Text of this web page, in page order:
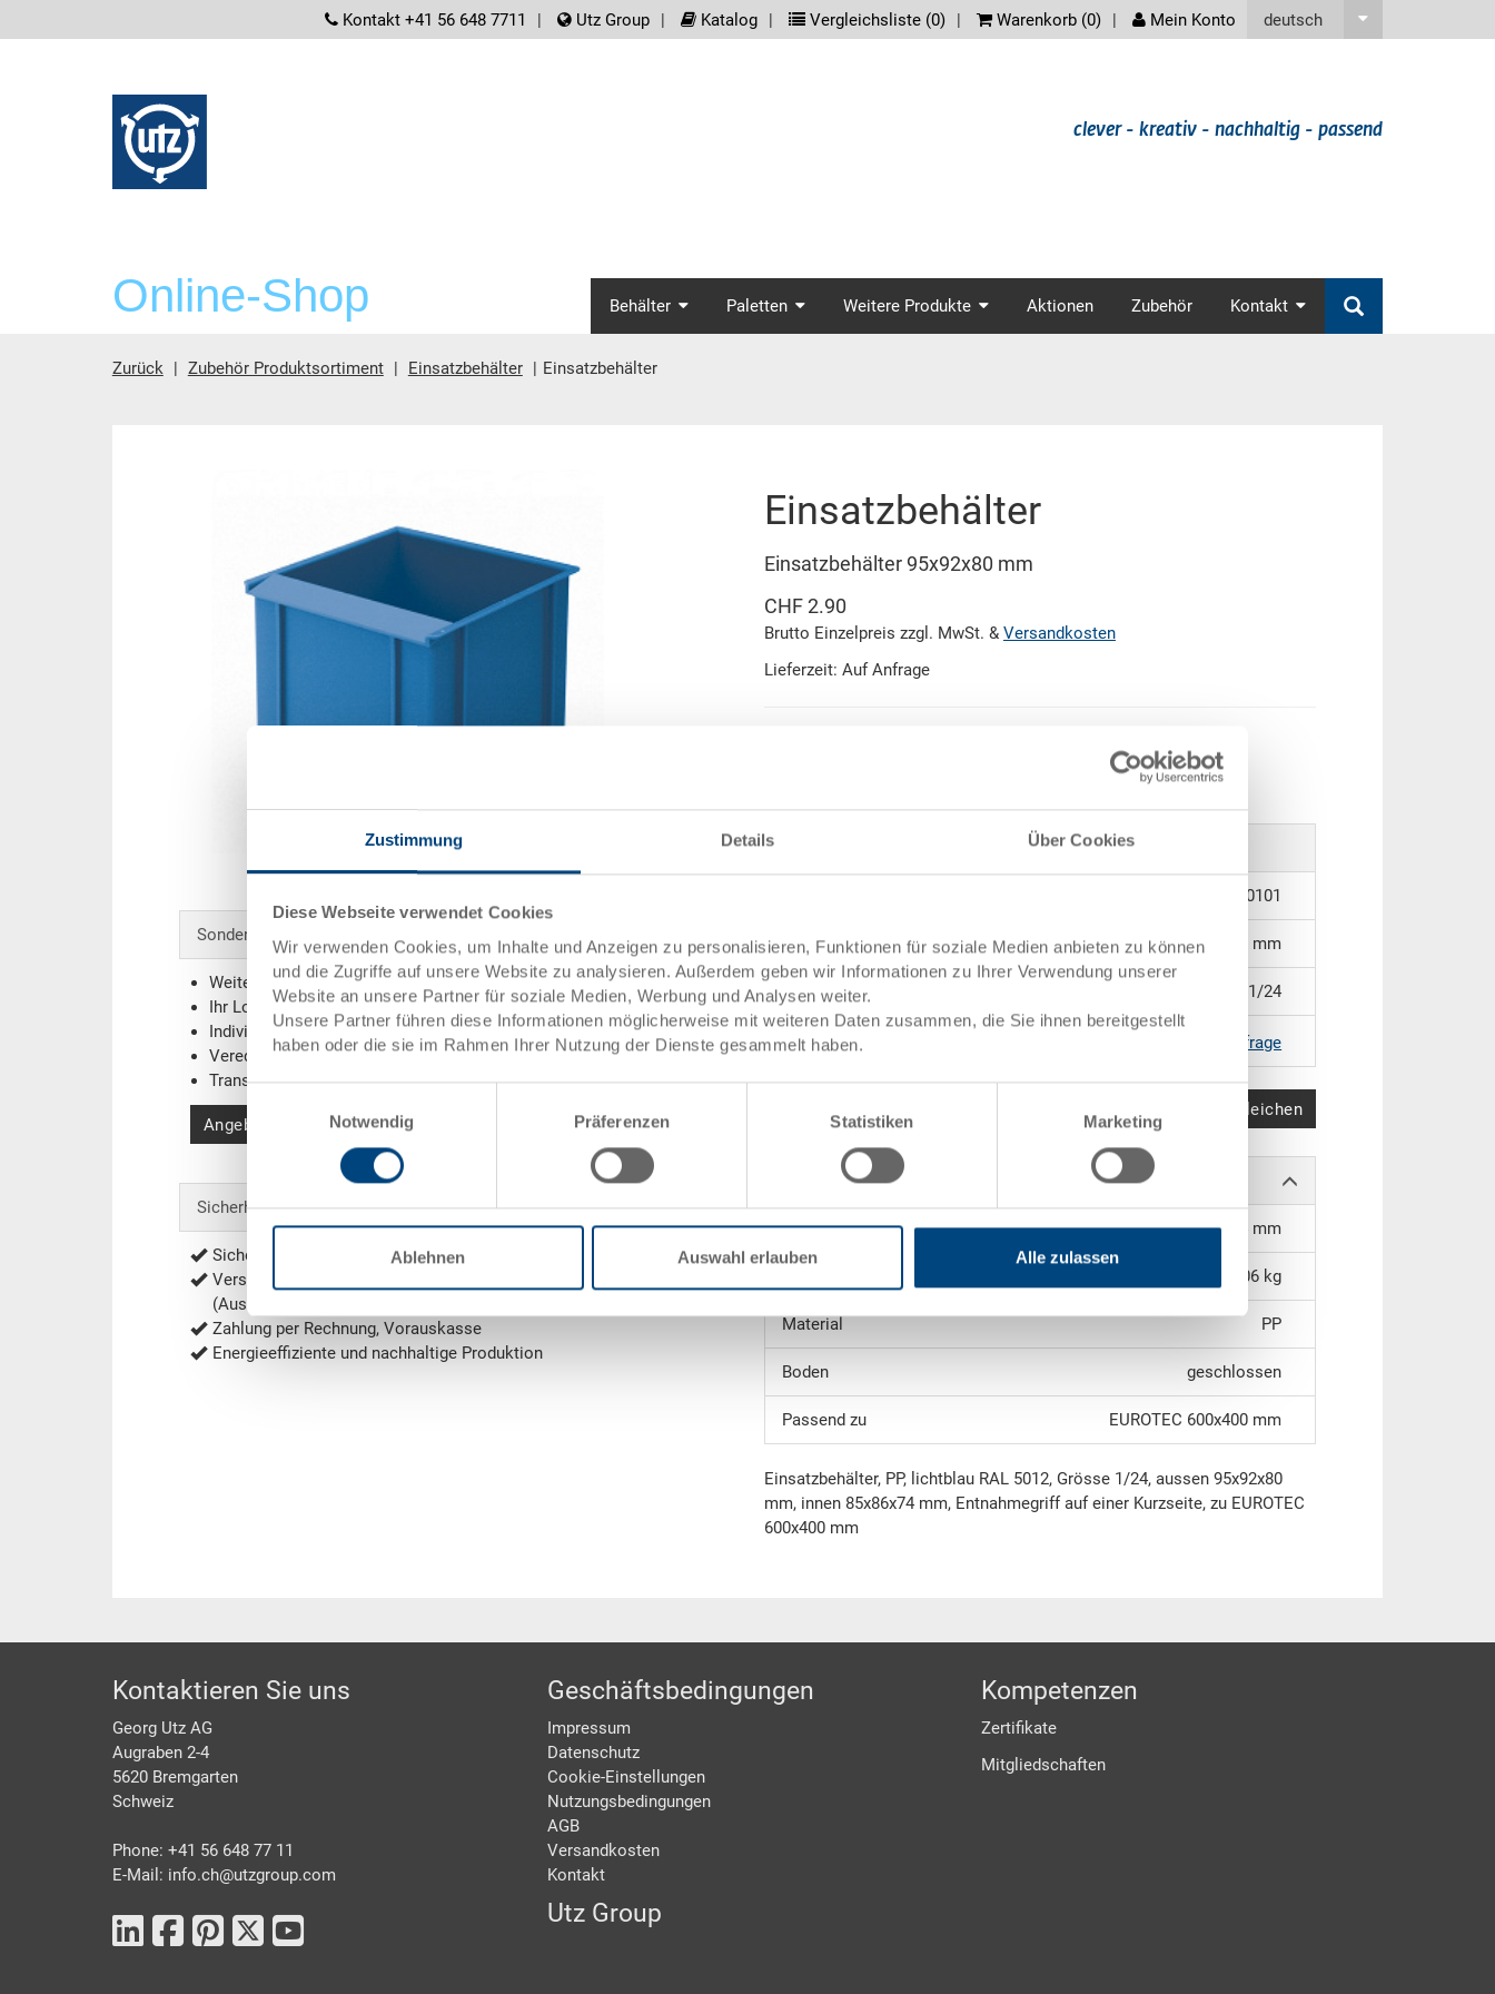
Zustimmung Details Über Cookies
Diese Webseite verwendet Cookies
Wir verwenden Cookies, um Inhalte und Anzeigen zu personalisieren, Funktionen für soziale Medien anbieten zu können
und die Zugriffe auf unsere Website zu analysieren. Außerdem geben wir Informationen zu Ihrer Verwendung unserer
Website an unsere Partner für soziale Medien, Werbung und Analysen weiter.
Unsere Partner führen diese Informationen möglicherweise mit weiteren Daten zusammen, die Sie ihnen bereitgestellt
haben oder die sie im Rahmen Ihrer Nutzung der Dienste gesammelt haben.
Notwendig
Präferenzen Statistiken Marketing
Ablehnen Auswahl erlauben Alle zulassen
deutsch
screenreader.meta_nav
Kontakt +41 56 648 7711 Utz Group Katalog Vergleichsliste (0) Warenkorb (0) Mein Konto
clever - kreativ - nachhaltig - passend
Online-Shop screenreader.main_nav
Behälter Paletten Weitere Produkte Aktionen Zubehör Kontakt
Zurück Zubehör Produktsortiment Einsatzbehälter Einsatzbehälter
Abbildung ähnlich
Sonderanfertigungen - Unser Spezialgebiet
Weitere Farben
Ihr Logo / Labeling(Beispiele)
Individuelle Systemlösungen
Veredelungen
Transponder (RFID) / Barcodes(Beispiele)
Angebot anfordern
Sicherheit & Bestellung
Sichere Bestellung mit Verschlüsselung
Versandkostenfrei ab 1'000.- CHF Nettowarenwert
(Ausnahmen siehe
Zahlung per Rechnung, Vorauskasse
Energieeffiziente und nachhaltige Produktion
Einsatzbehälter
Einsatzbehälter 95x92x80 mm
CHF 2.90
Brutto Einzelpreis zzgl. MwSt. & Versandkosten
Lieferzeit: Auf Anfrage
3-907-2.5070.0101
Aussenmasse: 95 x 92 x 80 mm
Grösse: 1/24
Farbe: Weitere Farben auf Anfrage
Produkt vergleichen
Technische Daten
Innenmasse 85 x 86 x 74 mm
0.06 kg
Material PP
Boden geschlossen
Passend zu EUROTEC 600x400 mm
Einsatzbehälter, PP, lichtblau RAL 5012, Grösse 1/24, aussen 95x92x80
mm, innen 85x86x74 mm, Entnahmegriff auf einer Kurzseite, zu EUROTEC
600x400 mm
Footer
Kontaktieren Sie uns
Georg Utz AG
Augraben 2-4
5620 Bremgarten
Schweiz
Phone: +41 56 648 77 11
E-Mail: info.ch@utzgroup.com
Geschäftsbedingungen
Impressum
Datenschutz
Cookie-Einstellungen
Nutzungsbedingungen
AGB
Versandkosten
Kontakt
Utz Group
Kompetenzen
Zertifikate
Mitgliedschaften